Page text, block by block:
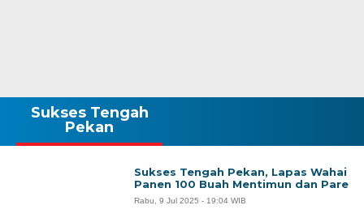
Sukses Tengah
Pekan
Sukses Tengah Pekan, Lapas Wahai
Panen 100 Buah Mentimun dan Pare
Rabu, 9 Jul 2025 - 19:04 WIB